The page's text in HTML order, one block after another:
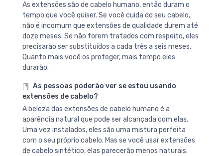
As extensões são de cabelo humano, então duram o
tempo que você quiser. Se você cuida do seu cabelo,
não é incomum que extensões de qualidade durem até
doze meses. Se não forem tratados com respeito, eles
precisarão ser substituídos a cada três a seis meses.
Quanto mais você os proteger, mais tempo eles
durarão.
As pessoas poderão ver se estou usando
extensões de cabelo?
A beleza das extensões de cabelo humano é a
aparência natural que pode ser alcançada com elas.
Uma vez instalados, eles são uma mistura perfeita
com o seu próprio cabelo. Mas se você usar extensões
de cabelo sintético, elas parecerão menos naturais.